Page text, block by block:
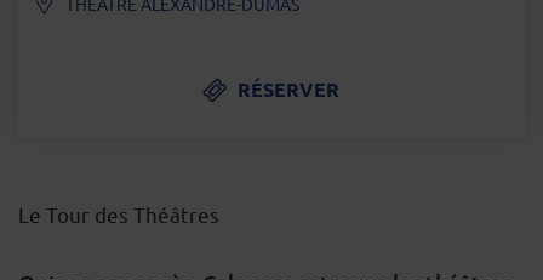
RÉSERVER
Le Tour des Théâtres